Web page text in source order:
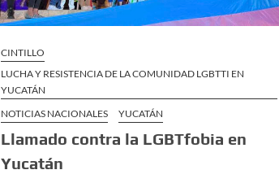
CINTILLO
LUCHA Y RESISTENCIA DE LA COMUNIDAD LGBTTI EN
YUCATÁN
NOTICIAS NACIONALES
YUCATÁN
Llamado contra la LGBTfobia en
Yucatán